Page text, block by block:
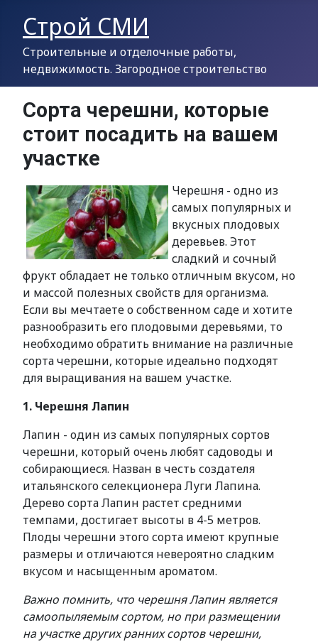
Строй СМИ
Строительные и отделочные работы,
недвижимость. Загородное строительство
Сорта черешни, которые
стоит посадить на вашем
участке
Черешня - одно из
самых популярных и
вкусных плодовых
деревьев. Этот
сладкий и сочный
фрукт обладает не только отличным вкусом, но
и массой полезных свойств для организма.
Если вы мечтаете о собственном саде и хотите
разнообразить его плодовыми деревьями, то
необходимо обратить внимание на различные
сорта черешни, которые идеально подходят
для выращивания на вашем участке.
1. Черешня Лапин
Лапин - один из самых популярных сортов
черешни, который очень любят садоводы и
собирающиеся. Назван в честь создателя
итальянского селекционера Луги Лапина.
Дерево сорта Лапин растет средними
темпами, достигает высоты в 4-5 метров.
Плоды черешни этого сорта имеют крупные
размеры и отличаются невероятно сладким
вкусом и насыщенным ароматом.
Важно помнить, что черешня Лапин является
самоопыляемым сортом, но при размещении
на участке других ранних сортов черешни,